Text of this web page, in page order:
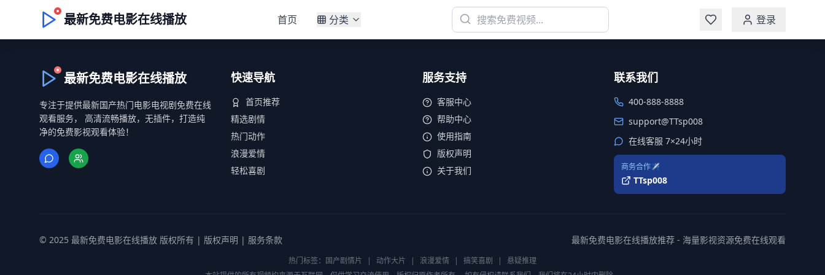
最新免费电影在线播放 首页 分类 登录
最新免费电影在线播放
专注于提供最新国产热门电影电视剧免费在线
观看服务， 高清流畅播放，无插件，打造纯
净的免费影视观看体验！
快速导航
首页推荐
精选剧情
热门动作
浪漫爱情
轻松喜剧
服务支持
客服中心
帮助中心
使用指南
版权声明
关于我们
联系我们
400-888-8888
support@TTsp008
在线客服 7×24小时
商务合作✈️
TTsp008
© 2025 最新免费电影在线播放 版权所有 | 版权声明 | 服务条款 最新免费电影在线播放推荐 - 海量影视资源免费在线观看
热门标签： 国产剧情片 | 动作大片 | 浪漫爱情 | 搞笑喜剧 |
悬疑推理